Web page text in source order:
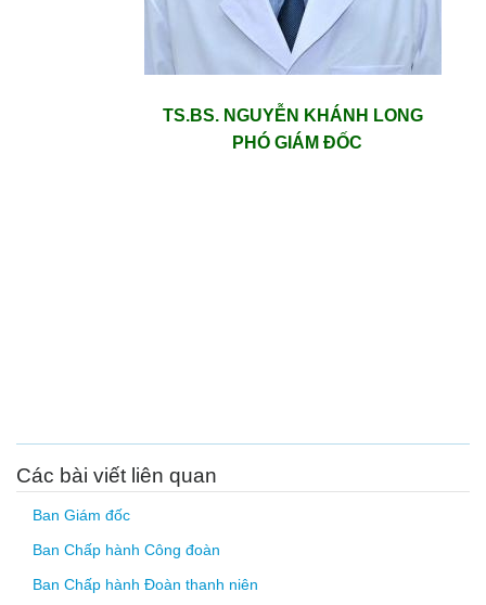
TS.BS. NGUYỄN KHÁNH LONG
PHÓ GIÁM ĐỐC
Các bài viết liên quan
Ban Giám đốc
Ban Chấp hành Công đoàn
Ban Chấp hành Đoàn thanh niên